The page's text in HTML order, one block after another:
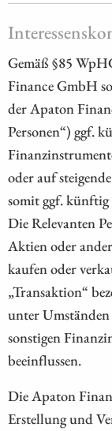
Gemäß §85
Finance GmbH
der Apaton
Personen“) ggf.
oder auf
somit ggf. künftig
Die Relevanten
Aktien oder
kaufen oder
„Transaktion“
unter
sonstigen
beeinflussen.
Die Apaton
Erstellung und